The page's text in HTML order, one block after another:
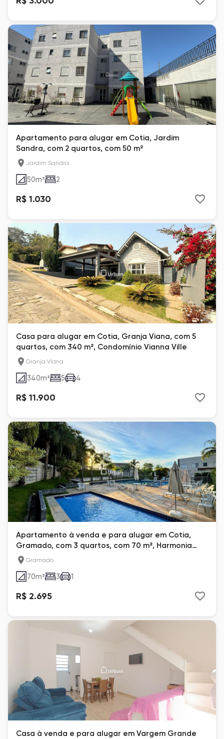
Apartamento para alugar em Cotia, Jardim
Sandra, com 2 quartos, com 50 m²
Jardim Sandra
50m² 2
R$ 1.030
Casa para alugar em Cotia, Granja Viana, com 5
quartos, com 340 m², Condomínio Vianna Ville
Granja Viana
340m² 5 4
R$ 11.900
Apartamento à venda e para alugar em Cotia,
Gramado, com 3 quartos, com 70 m², Harmonia
FloraeGramado
70m² 3 1
R$ 2.695
Casa à venda e para alugar em Vargem Grande